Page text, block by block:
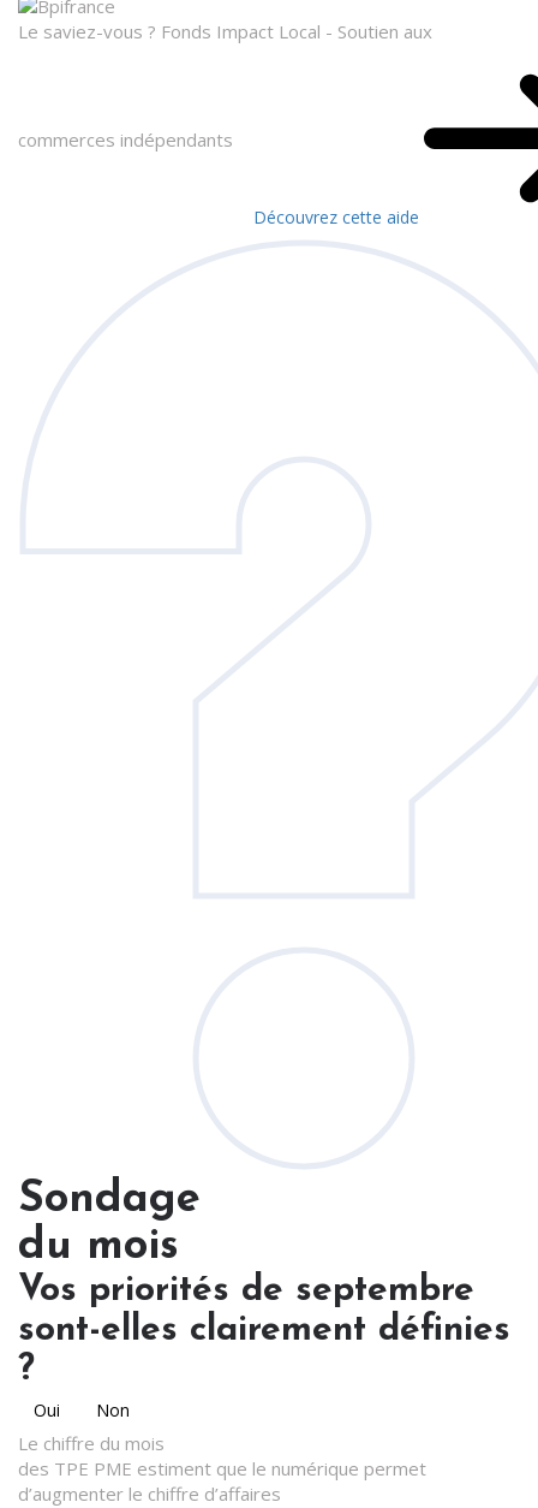
Le saviez-vous ? Fonds Impact Local - Soutien aux
commerces indépendants
Découvrez cette aide
Sondage
du mois
Vos priorités de septembre
sont-elles clairement définies
?
Oui Non
Le chiffre du mois
des TPE PME estiment que le numérique permet
d’augmenter le chiffre d’affaires